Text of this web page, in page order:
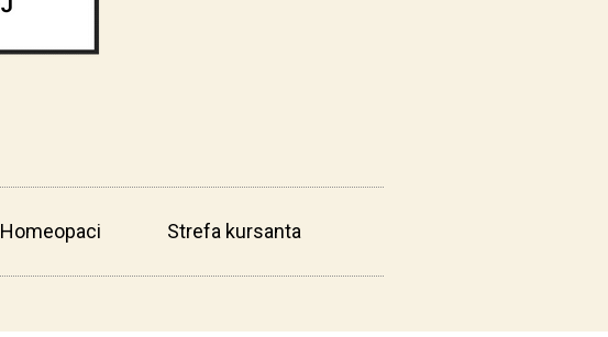
Homeopaci Strefa kursanta